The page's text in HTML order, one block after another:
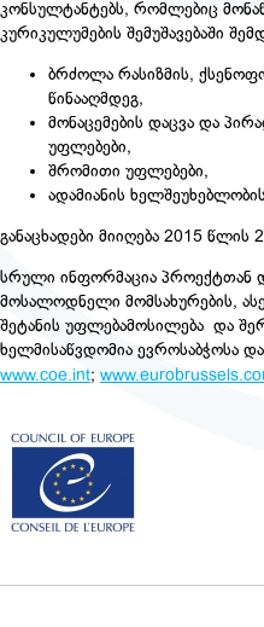
კონსულტანტებს, რომლებიც
კურიკულუმების შემუშავებაში
ბრძოლა რასიზმის,
წინააღმდეგ,
მონაცემების დაცვა და
უფლებები,
შრომითი უფლებები,
ადამიანის
განაცხადები მიიღება 2015 წლის
სრული ინფორმაცია პროექტთან
მოსალოდნელი მომსახურების,
შეტანის უფლებამოსილება და
ხელმისაწვდომია ევროსაბჭოსა
www.coe.int; www.